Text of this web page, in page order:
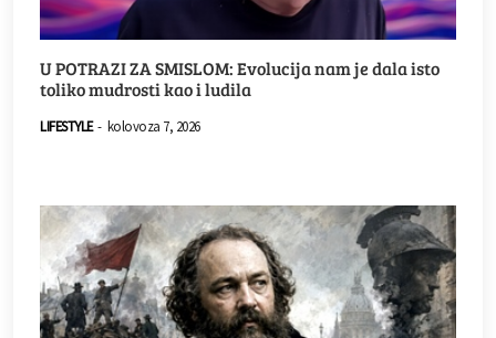
U POTRAZI ZA SMISLOM: Evolucija nam je dala isto
toliko mudrosti kao i ludila
LIFESTYLE - kolovoza 7, 2026